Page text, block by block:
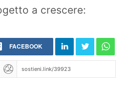
a crescere:
FACEBOOK